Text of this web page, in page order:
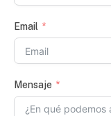
Email
Mensaje